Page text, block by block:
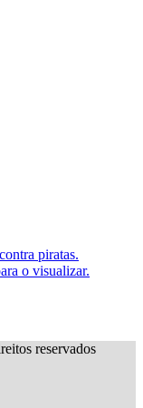
piratas.
o visualizar.
reservados